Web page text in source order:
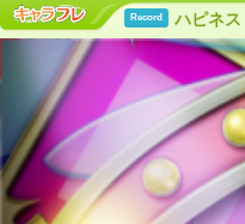
Record ハピネス